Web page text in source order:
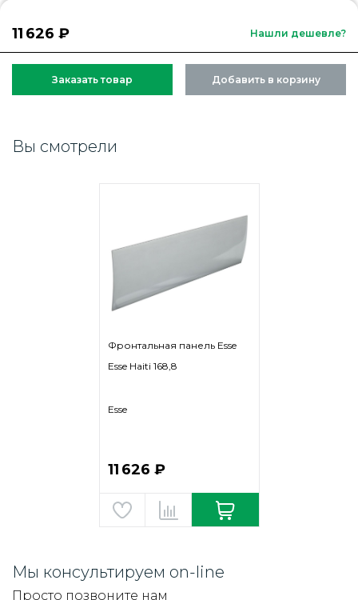
11 626 ₽ Нашли дешевле?
Заказать товар Добавить в корзину
Вы смотрели
Фронтальная панель Esse
Esse Haiti 168,8
Esse
11 626 ₽
Мы консультируем on-line
Просто позвоните нам